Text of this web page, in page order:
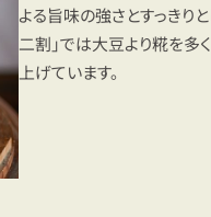
よる旨味の強さとすっきり
二割」では大豆より糀を多
上げています。